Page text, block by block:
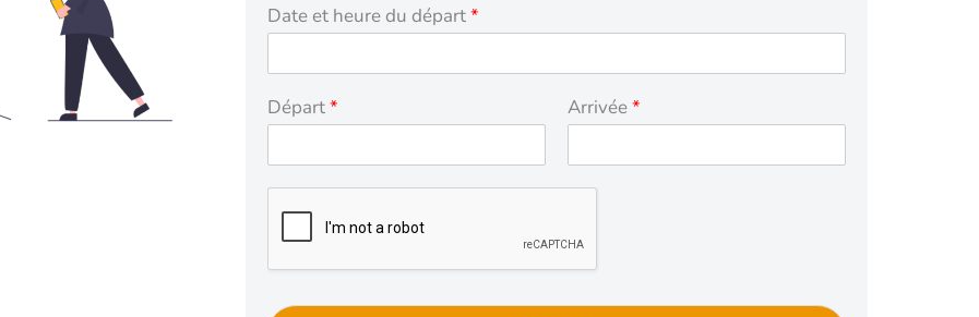
Date et heure du départ*
Départ* Arrivée*